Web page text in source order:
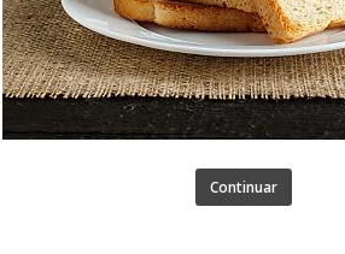
Continuar